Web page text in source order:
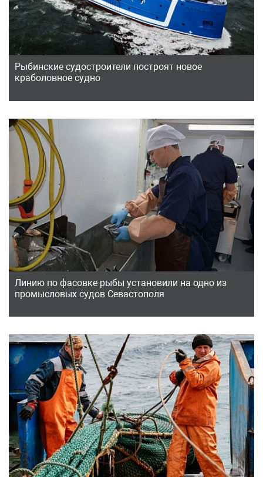
Рыбинские судостроители построят новое
краболовное судно
Линию по фасовке рыбы установили на одно из
промысловых судов Севастополя